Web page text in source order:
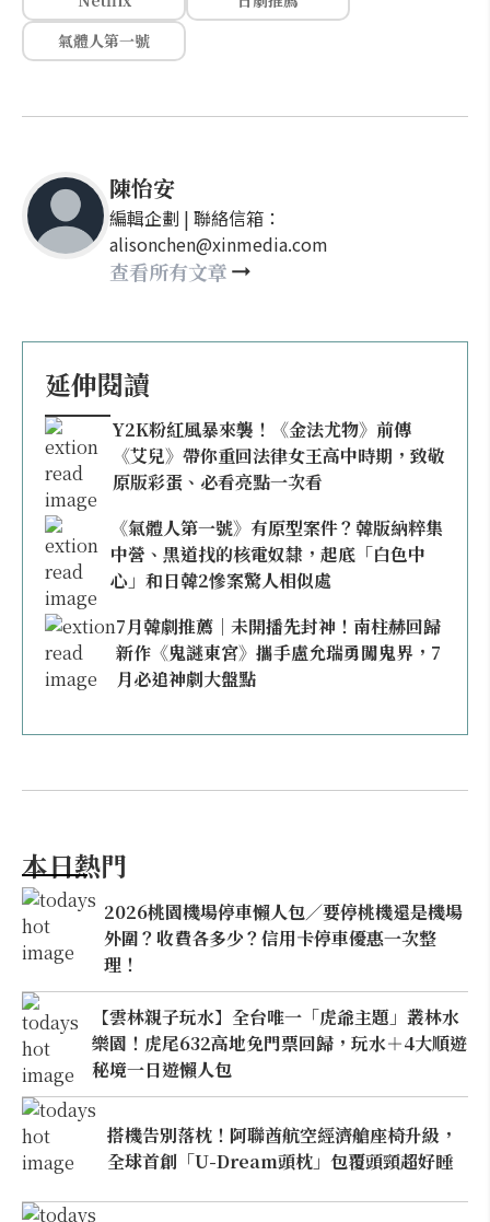
氣體人第一號
陳怡安
編輯企劃 | 聯絡信箱：
alisonchen@xinmedia.com
查看所有文章
延伸閱讀
Y2K粉紅風暴來襲！《金法尤物》前傳
《艾兒》帶你重回法律女王高中時期，致敬
原版彩蛋、必看亮點一次看
《氣體人第一號》有原型案件？韓版納粹集
中營、黑道找的核電奴隸，起底「白色中
心」和日韓2慘案驚人相似處
7月韓劇推薦｜未開播先封神！南柱赫回歸
新作《鬼謎東宮》攜手盧允瑞勇闖鬼界，7
月必追神劇大盤點
本日熱門
2026桃園機場停車懶人包／要停桃機還是機場
外圍？收費各多少？信用卡停車優惠一次整
理！
【雲林親子玩水】全台唯一「虎爺主題」叢林水
樂園！虎尾632高地免門票回歸，玩水＋4大順遊
秘境一日遊懶人包
搭機告別落枕！阿聯酋航空經濟艙座椅升級，
全球首創「U-Dream頭枕」包覆頭頸超好睡